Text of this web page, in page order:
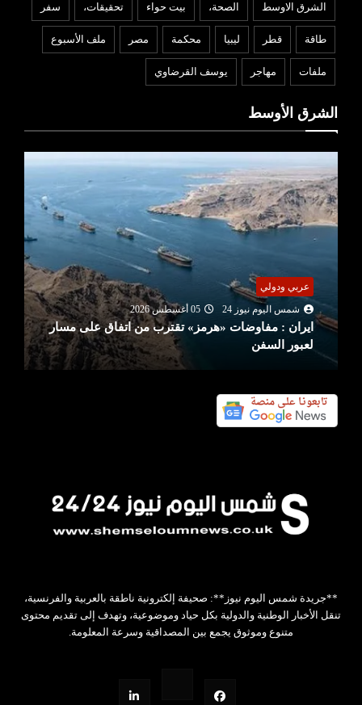
الشرق الاوسط الصحة، بيت حواء تحقيقات، سفر
طاقة قطر ليبيا محكمة مصر ملف الأسبوع
ملفات مهاجر يوسف القرضاوي
الشرق الأوسط
عربي ودولي
شمس اليوم نيوز 24
05 أغسطس 2026
ايران : مفاوضات «هرمز» تقترب من اتفاق على مسار
لعبور السفن
**جريدة شمس اليوم نيوز**: صحيفة إلكترونية ناطقة بالعربية والفرنسية،
تنقل الأخبار الوطنية والدولية بكل حياد وموضوعية، وتهدف إلى تقديم محتوى
متنوع وموثوق يجمع بين المصداقية وسرعة المعلومة.